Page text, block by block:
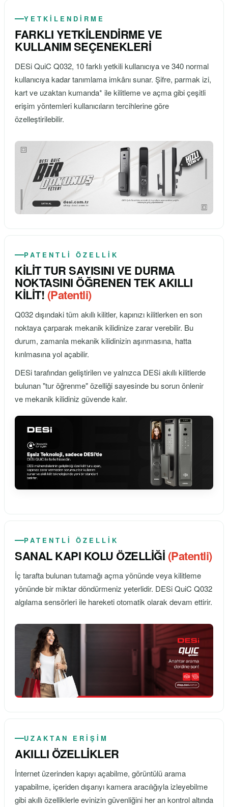
YETKİLENDİRME
FARKLI YETKİLENDİRME VE
KULLANIM SEÇENEKLERİ
DESi QuiC Q032, 10 farklı yetkili kullanıcıya ve 340 normal
kullanıcıya kadar tanımlama imkânı sunar. Şifre, parmak izi,
kart ve uzaktan kumanda* ile kilitleme ve açma gibi çeşitli
erişim yöntemleri kullanıcıların tercihlerine göre
özelleştirilebilir.
PATENTLİ ÖZELLİK
KİLİT TUR SAYISINI VE DURMA
NOKTASINI ÖĞRENEN TEK AKILLI
KİLİT! (Patentli)
Q032 dışındaki tüm akıllı kilitler, kapınızı kilitlerken en son
noktaya çarparak mekanik kilidinize zarar verebilir. Bu
durum, zamanla mekanik kilidinizin aşınmasına, hatta
kırılmasına yol açabilir.
DESi tarafından geliştirilen ve yalnızca DESi akıllı kilitlerde
bulunan "tur öğrenme" özelliği sayesinde bu sorun önlenir
ve mekanik kilidiniz güvende kalır.
PATENTLİ ÖZELLİK
SANAL KAPI KOLU ÖZELLİĞİ (Patentli)
İç tarafta bulunan tutamağı açma yönünde veya kilitleme
yönünde bir miktar döndürmeniz yeterlidir. DESi QuiC Q032
algılama sensörleri ile hareketi otomatik olarak devam ettirir.
UZAKTAN ERİŞİM
AKILLI ÖZELLİKLER
İnternet üzerinden kapıyı açabilme, görüntülü arama
yapabilme, içeriden dışarıyı kamera aracılığıyla izleyebilme
gibi akıllı özelliklerle evinizin güvenliğini her an kontrol altında